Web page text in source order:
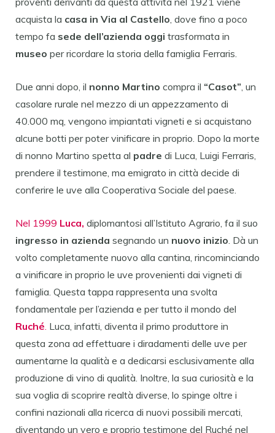
acquista la casa in Via al Castello , dove fino a poco
tempo fa sede dell’azienda oggi trasformata in
museo per ricordare la storia della famiglia Ferraris.
Due anni dopo, il nonno Martino compra il “Casot” , un
casolare rurale nel mezzo di un appezzamento di
40.000 mq, vengono impiantati vigneti e si acquistano
alcune botti per poter vinificare in proprio. Dopo la morte
di nonno Martino spetta al padre di Luca, Luigi Ferraris,
prendere il testimone, ma emigrato in città decide di
conferire le uve alla Cooperativa Sociale del paese.
Nel 1999 Luca, diplomantosi all’Istituto Agrario, fa il suo
ingresso in azienda segnando un nuovo inizio . Dà un
volto completamente nuovo alla cantina, rincominciando
a vinificare in proprio le uve provenienti dai vigneti di
famiglia. Questa tappa rappresenta una svolta
fondamentale per l’azienda e per tutto il mondo del
Ruché Luca, infatti, diventa il primo produttore in
questa zona ad effettuare i diradamenti delle uve per
aumentarne la qualità e a dedicarsi esclusivamente alla
produzione di vino di qualità. Inoltre, la sua curiosità e la
sua voglia di scoprire realtà diverse, lo spinge oltre i
confini nazionali alla ricerca di nuovi possibili mercati,
diventando un vero e proprio testimone del Ruché nel